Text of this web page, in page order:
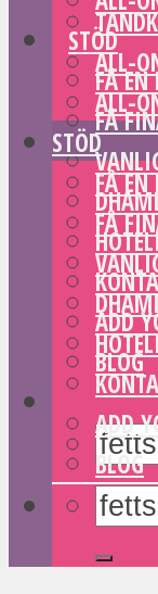
STÖD
FÅ EN
FÅ
ADD
BLOG
ALL-
ALL-
STÖD
FÅ EN
FÅ
ADD
BLOG